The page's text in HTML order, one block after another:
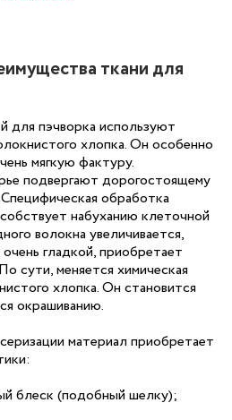
ткани для
для пэчворка используют
хлопка. Он особенно
мягкую фактуру.
подвергают дорогостоящему
обработка
набуханию клеточной
волокна увеличивается,
гладкой, приобретает
сути, меняется химическая
хлопка. Он становится
окрашиванию.
материал приобретает
блеск (подобный шелку);